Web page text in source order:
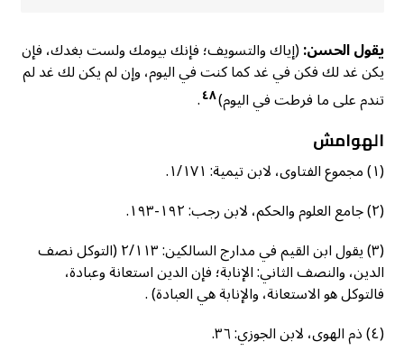
يقول الحسن:(إياك والتسويف؛ فإنك بيومك ولست بغدك، فإن
يكن غد لك فكن في غد كما كنت في اليوم، وإن لم يكن لك غد لم
تندم على ما فرطت في اليوم)٤٨.
الهوامش
(١) مجموع الفتاوى، لابن تيمية: ١/١٧١.
(٢) جامع العلوم والحكم، لابن رجب: ١٩٢-١٩٣.
(٣) يقول ابن القيم في مدارج السالكين: ٢/١١٣ (التوكل نصف
الدين، والنصف الثاني: الإنابة؛ فإن الدين استعانة وعبادة،
فالتوكل هو الاستعانة، والإنابة هي العبادة) .
(٤) ذم الهوى، لابن الجوزي: ٣٦.